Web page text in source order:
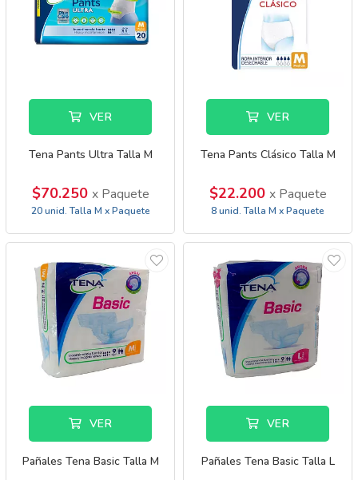
VER
Tena Pants Ultra Talla M
$70.250 x Paquete
20 unid. Talla M x Paquete
VER
Tena Pants Clásico Talla M
$22.200 x Paquete
8 unid. Talla M x Paquete
VER
Pañales Tena Basic Talla M
VER
Pañales Tena Basic Talla L